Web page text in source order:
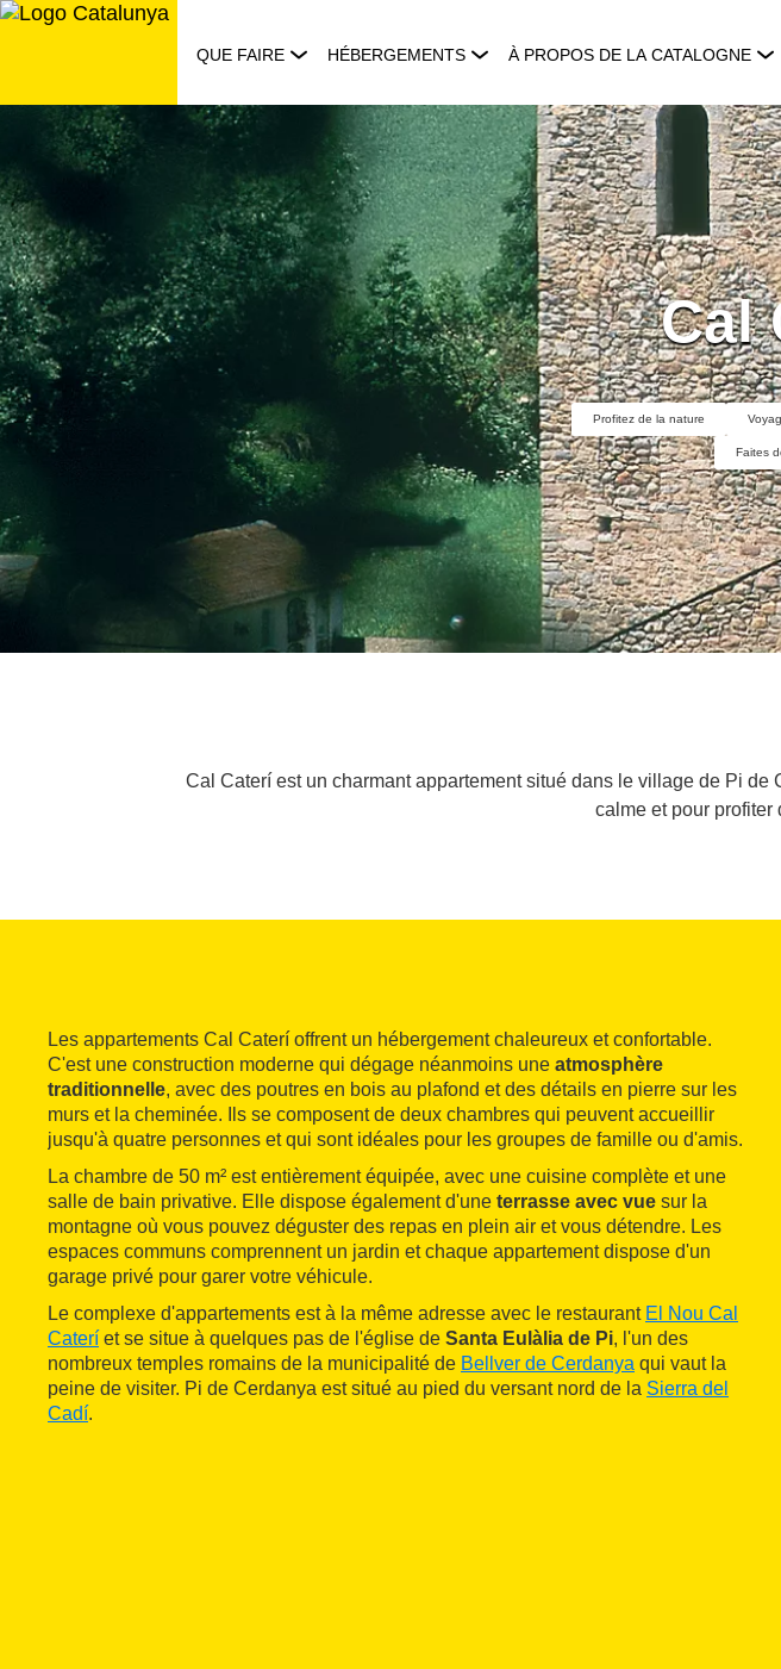
Aller
QUE FAIRE HÉBERGEMENTS À PROPOS DE LA CATALOGNE
Cal
Profitez de la nature
Faites
Cal Caterí est un charmant appartement situé dans le village de Pi
calme et pour profiter
Les appartements Cal Caterí offrent un hébergement chaleureux et confortable.
C'est une construction moderne qui dégage néanmoins une atmosphère
traditionnelle, avec des poutres en bois au plafond et des détails en pierre sur les
murs et la cheminée. Ils se composent de deux chambres qui peuvent accueillir
jusqu'à quatre personnes et qui sont idéales pour les groupes de famille ou d'amis.
La chambre de 50 m² est entièrement équipée, avec une cuisine complète et une
salle de bain privative. Elle dispose également d'une terrasse avec vue sur la
montagne où vous pouvez déguster des repas en plein air et vous détendre. Les
espaces communs comprennent un jardin et chaque appartement dispose d'un
garage privé pour garer votre véhicule.
Le complexe d'appartements est à la même adresse avec le restaurant El Nou Cal
Caterí et se situe à quelques pas de l'église de Santa Eulàlia de Pi, l'un des
nombreux temples romains de la municipalité de Bellver de Cerdanya qui vaut la
peine de visiter. Pi de Cerdanya est situé au pied du versant nord de la Sierra del
Cadí.